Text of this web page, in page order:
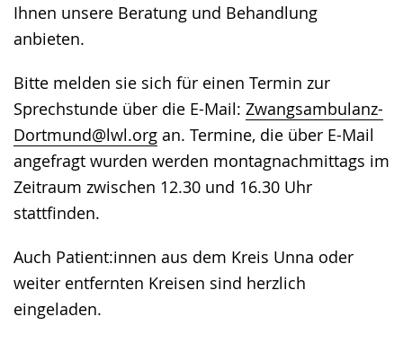
Ihnen unsere Beratung und Behandlung
anbieten.
Bitte melden sie sich für einen Termin zur
Sprechstunde über die E-Mail: Zwangsambulanz-
Dortmund@lwl.org an. Termine, die über E-Mail
angefragt wurden werden montagnachmittags im
Zeitraum zwischen 12.30 und 16.30 Uhr
stattfinden.
Auch Patient:innen aus dem Kreis Unna oder
weiter entfernten Kreisen sind herzlich
eingeladen.